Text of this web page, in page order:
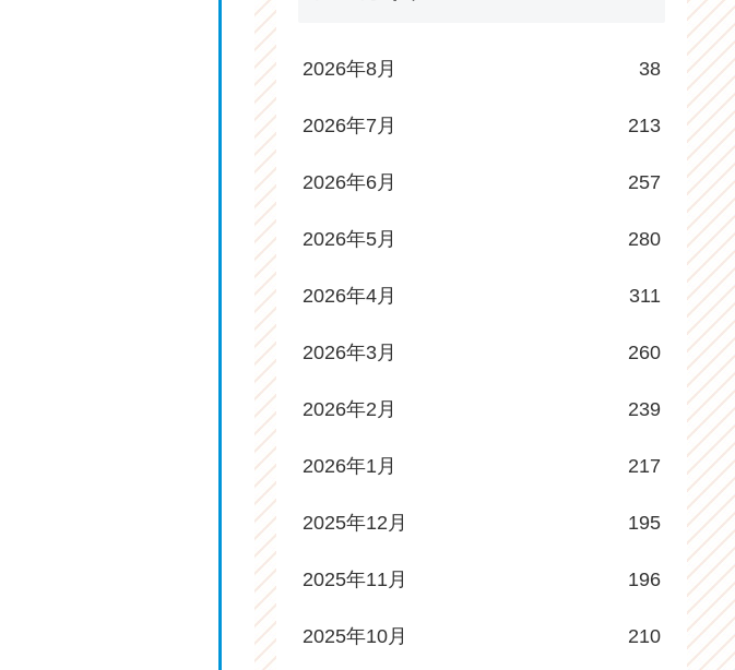
2026年8月 38
2026年7月 213
2026年6月 257
2026年5月 280
2026年4月 311
2026年3月 260
2026年2月 239
2026年1月 217
2025年12月 195
2025年11月 196
2025年10月 210